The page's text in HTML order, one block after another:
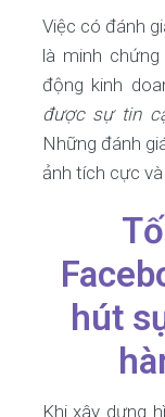
Việc có đánh
là minh
động kinh
được sự tin
Những đánh
ảnh tích cực
hút
Khi xây dựng